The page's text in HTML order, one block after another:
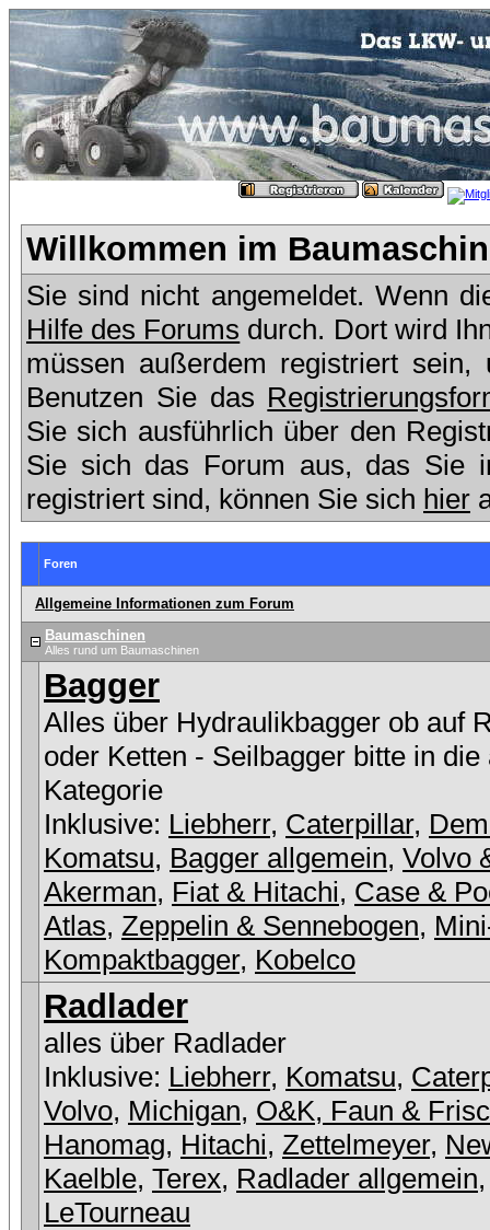
Willkommen im
Sie sind nicht angemeldet. Wenn
Hilfe des Forums durch. Dort wird
müssen außerdem registriert
Benutzen Sie das
Sie sich ausführlich über den
Sie sich das Forum aus, das Sie
registriert sind, können Sie sich hier
Foren
Allgemeine Informationen zum Forum
Baumaschinen
Alles rund um Baumaschinen
Bagger
Alles über Hydraulikbagger ob auf
oder Ketten - Seilbagger bitte in die
Kategorie
Inklusive: Liebherr, Caterpillar,
Komatsu, Bagger allgemein, Volvo
Akerman, Fiat & Hitachi, Case &
Atlas, Zeppelin & Sennebogen,
Kompaktbagger, Kobelco
Radlader
alles über Radlader
Inklusive: Liebherr, Komatsu,
Volvo, Michigan, O&K, Faun &
Hanomag, Hitachi, Zettelmeyer,
Kaelble, Terex, Radlader allgemein,
LeTourneau